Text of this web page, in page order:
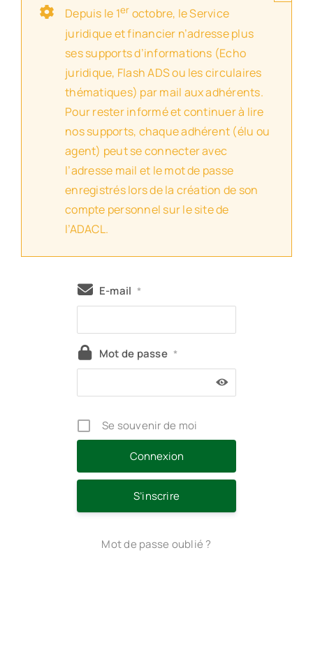
Depuis le 1er octobre, le Service
juridique et financier n’adresse plus
ses supports d’informations (Echo
juridique, Flash ADS ou les circulaires
thématiques) par mail aux adhérents.
Pour rester informé et continuer à lire
nos supports, chaque adhérent (élu ou
agent) peut se connecter avec
l’adresse mail et le mot de passe
enregistrés lors de la création de son
compte personnel sur le site de
l’ADACL.
E-mail *
Mot de passe *
Se souvenir de moi
S’inscrire
Mot de passe oublié ?